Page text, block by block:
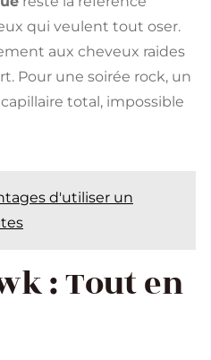
qui veulent tout oser.
aux cheveux raides
Pour une soirée rock, un
total, impossible
d'utiliser un
: Tout en